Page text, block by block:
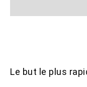
Le but le plus